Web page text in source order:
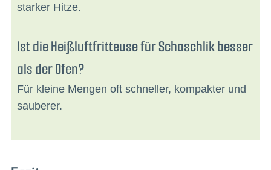
starker Hitze.
Ist die Heißluftfritteuse für Schaschlik besser
als der Ofen?
Für kleine Mengen oft schneller, kompakter und
sauberer.